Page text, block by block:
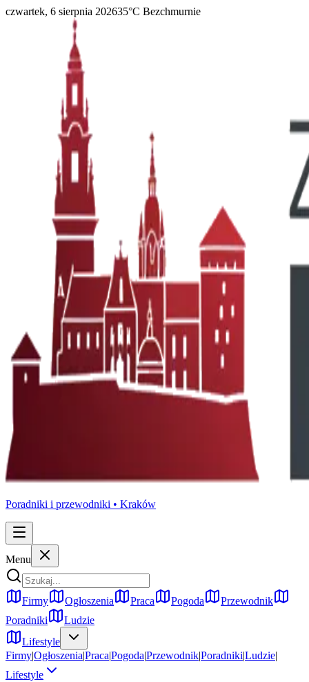
czwartek, 6 sierpnia 202635°C Bezchmurnie
Poradniki i przewodniki • Kraków
Menu
Firmy Ogłoszenia Praca Pogoda
Przewodnik
Poradniki
Ludzie
Lifestyle
Firmy|Ogłoszenia|Praca|Pogoda|Przewodnik|Poradniki|Ludzie|
Lifestyle